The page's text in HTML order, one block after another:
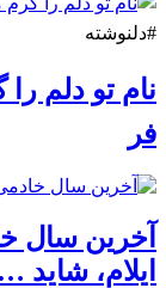
#دلنوشته
نام تو دلم
فر
آخرین سال
ایلام، شاید …